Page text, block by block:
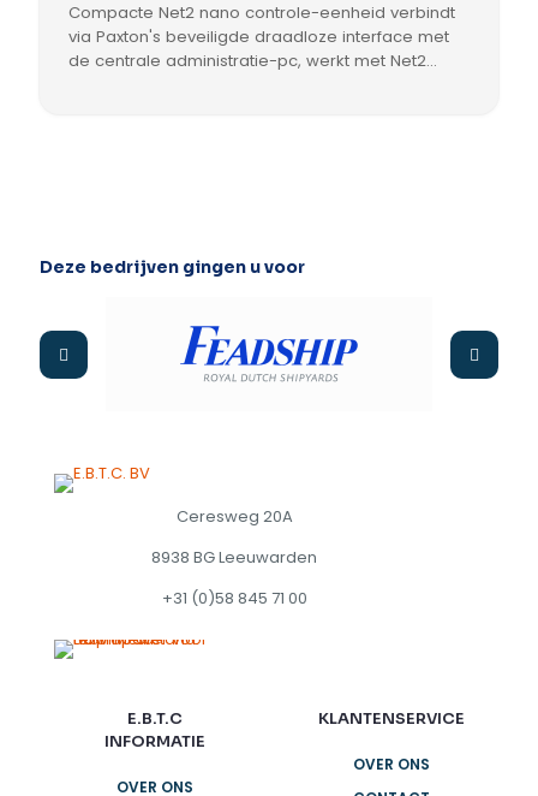
Compacte Net2 nano controle-eenheid verbindt
via Paxton's beveiligde draadloze interface met
de centrale administratie-pc, werkt met Net2
Deze bedrijven gingen u voor
Ceresweg 20A
8938 BG Leeuwarden
+31 (0)58 845 71 00
E.B.T.C
INFORMATIE
OVER ONS
KLANTENSERVICE
OVER ONS